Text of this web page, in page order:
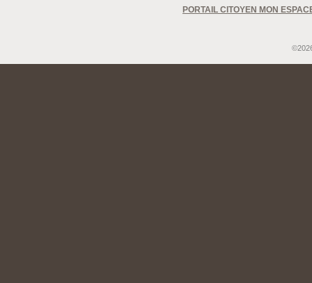
PORTAIL CITOYEN MON